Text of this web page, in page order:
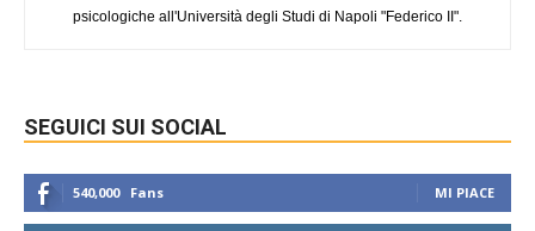
psicologiche all'Università degli Studi di Napoli "Federico II".
SEGUICI SUI SOCIAL
540,000 Fans MI PIACE